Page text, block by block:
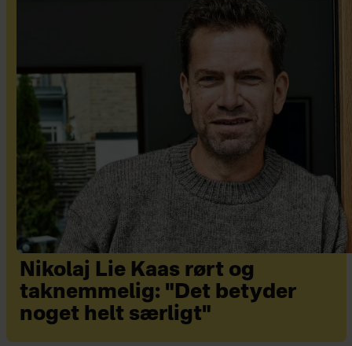
Nikolaj Lie Kaas rørt og
taknemmelig: "Det betyder
noget helt særligt"